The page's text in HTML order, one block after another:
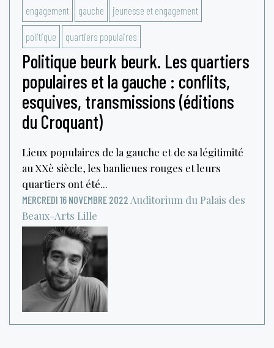
engagement gauche jeunesse et engagement
politique quartiers populaires
Politique beurk beurk. Les quartiers
populaires et la gauche : conflits,
esquives, transmissions (éditions
du Croquant)
Lieux populaires de la gauche et de sa légitimité
au XXè siècle, les banlieues rouges et leurs
quartiers ont été...
MERCREDI 16 NOVEMBRE 2022 Auditorium du Palais des
Beaux-Arts Lille